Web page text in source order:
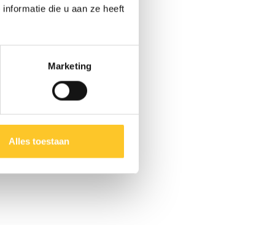
die u aan ze heeft
Marketing
Alles toestaan